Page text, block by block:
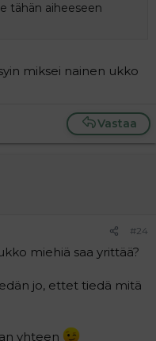
tähän aiheeseen
miksei nainen ukko
Vastaa
#24
miehiä saa yrittää?
jo, ettet tiedä mitä
yhteen